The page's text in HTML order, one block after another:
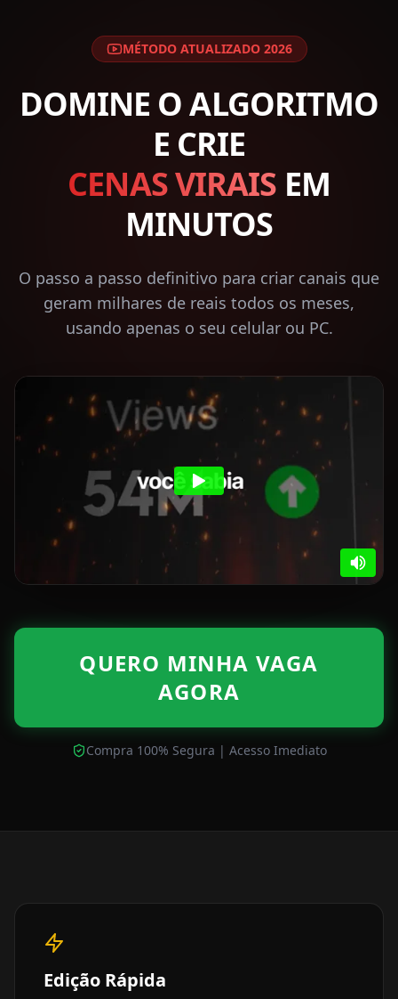
MÉTODO ATUALIZADO 2026
DOMINE O ALGORITMO
E CRIE
CENAS VIRAIS EM
MINUTOS
O passo a passo definitivo para criar canais que
geram milhares de reais todos os meses,
usando apenas o seu celular ou PC.
QUERO MINHA VAGA
AGORA
Compra 100% Segura | Acesso Imediato
Edição Rápida